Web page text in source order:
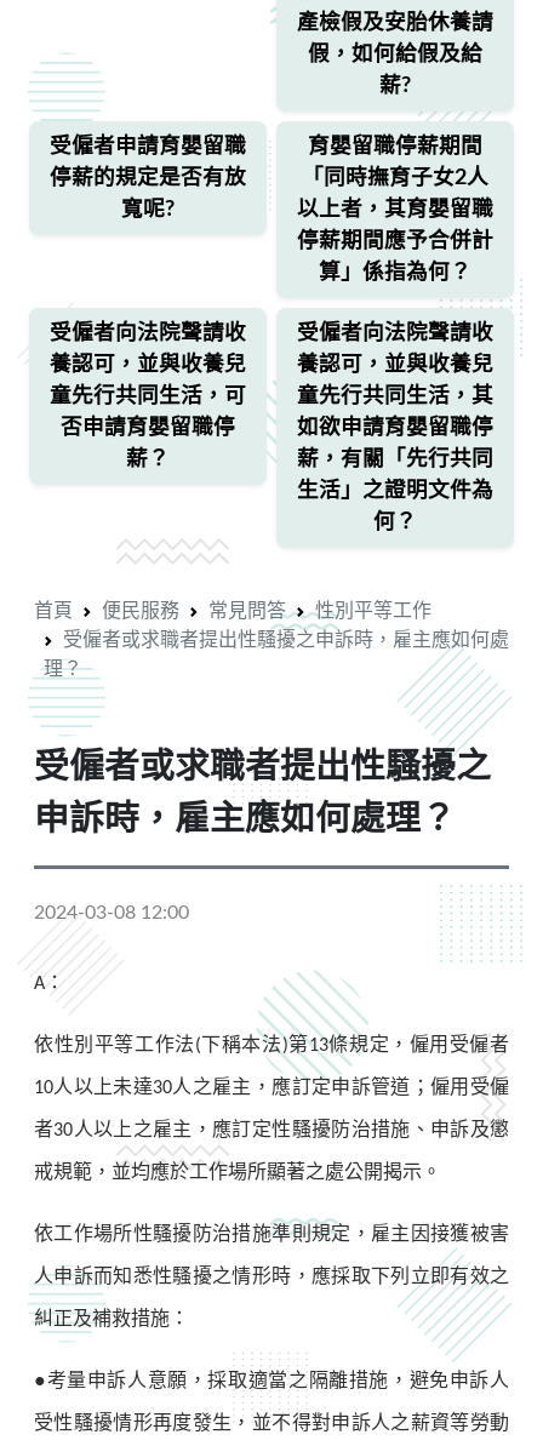
產檢假及安胎休養請
假，如何給假及給
薪?
受僱者申請育嬰留職
停薪的規定是否有放
寬呢?
育嬰留職停薪期間
「同時撫育子女2人
以上者，其育嬰留職
停薪期間應予合併計
算」係指為何？
受僱者向法院聲請收
養認可，並與收養兒
童先行共同生活，可
否申請育嬰留職停
薪？
受僱者向法院聲請收
養認可，並與收養兒
童先行共同生活，其
如欲申請育嬰留職停
薪，有關「先行共同
生活」之證明文件為
何？
首頁 便民服務 常見問答
性別平等工作
受僱者或求職者提出性騷擾之申訴時，雇主應如何處
理？
受僱者或求職者提出性騷擾之
申訴時，雇主應如何處理？
2024-03-08 12:00
A ：
依性別平等工作法(下稱本法)第13條規定，僱用受僱者
10人以上未達30人之雇主，應訂定申訴管道；僱用受僱
者30人以上之雇主，應訂定性騷擾防治措施、申訴及懲
戒規範，並均應於工作場所顯著之處公開揭示。
依工作場所性騷擾防治措施準則規定，雇主因接獲被害
人申訴而知悉性騷擾之情形時，應採取下列立即有效之
糾正及補救措施：
●考量申訴人意願，採取適當之隔離措施，避免申訴人
受性騷擾情形再度發生，並不得對申訴人之薪資等勞動